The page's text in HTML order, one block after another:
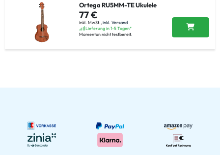
Ortega RU5MM-TE Ukulele
77 €
inkl. MwSt., inkl. Versand
Lieferung in 1-5 Tagen*
Momentan nicht testbereit.